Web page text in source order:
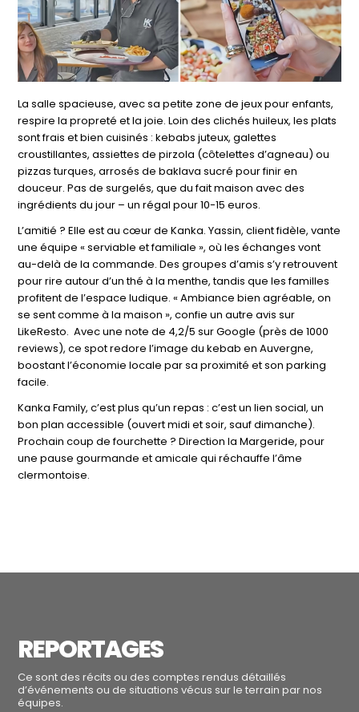
La salle spacieuse, avec sa petite zone de jeux pour enfants,
respire la propreté et la joie. Loin des clichés huileux, les plats
sont frais et bien cuisinés : kebabs juteux, galettes
croustillantes, assiettes de pirzola (côtelettes d’agneau) ou
pizzas turques, arrosés de baklava sucré pour finir en
douceur. Pas de surgelés, que du fait maison avec des
ingrédients du jour – un régal pour 10-15 euros.
L’amitié ? Elle est au cœur de Kanka. Yassin, client fidèle, vante
une équipe « serviable et familiale », où les échanges vont
au-delà de la commande. Des groupes d’amis s’y retrouvent
pour rire autour d’un thé à la menthe, tandis que les familles
profitent de l’espace ludique. « Ambiance bien agréable, on
se sent comme à la maison », confie un autre avis sur
LikeResto. Avec une note de 4,2/5 sur Google (près de 1000
reviews), ce spot redore l’image du kebab en Auvergne,
boostant l’économie locale par sa proximité et son parking
facile.
Kanka Family, c’est plus qu’un repas : c’est un lien social, un
bon plan accessible (ouvert midi et soir, sauf dimanche).
Prochain coup de fourchette ? Direction la Margeride, pour
une pause gourmande et amicale qui réchauffe l’âme
clermontoise.
REPORTAGES
Ce sont des récits ou des comptes rendus détaillés
d’événements ou de situations vécus sur le terrain par nos
équipes.